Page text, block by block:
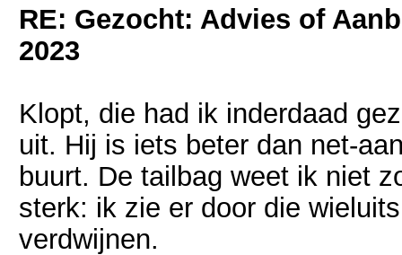
RE: Gezocht: Advies of
2023
Klopt, die had ik inderdaad
uit. Hij is iets beter dan net-
buurt. De tailbag weet ik niet
sterk: ik zie er door die
verdwijnen.